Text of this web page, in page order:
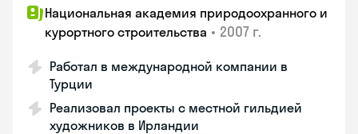
Национальная академия природоохранного и
курортного строительства • 2007 г.
Работал в международной компании в
Турции
Реализовал проекты с местной гильдией
художников в Ирландии